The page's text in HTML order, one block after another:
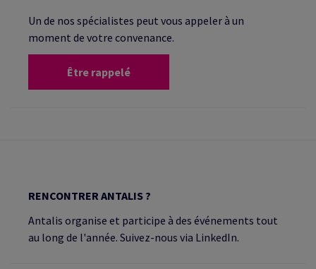
Un de nos spécialistes peut vous appeler à un
moment de votre convenance.
Être rappelé
RENCONTRER ANTALIS ?
Antalis organise et participe à des événements tout
au long de l'année. Suivez-nous via LinkedIn.